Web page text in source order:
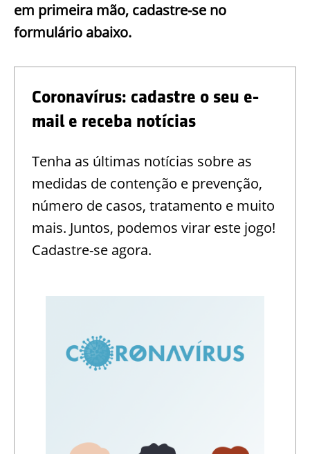
em primeira mão, cadastre-se no
formulário abaixo.
Coronavírus: cadastre o seu e-
mail e receba notícias
Tenha as últimas notícias sobre as
medidas de contenção e prevenção,
número de casos, tratamento e muito
mais. Juntos, podemos virar este jogo!
Cadastre-se agora.